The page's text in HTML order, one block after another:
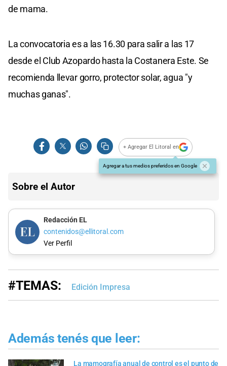
de mama.
La convocatoria es a las 16.30 para salir a las 17
desde el Club Azopardo hasta la Costanera Este. Se
recomienda llevar gorro, protector solar, agua "y
muchas ganas".
+ Agregar El Litoral en
Agregar a tus medios preferidos en Google
Sobre el Autor
Redacción EL
contenidos@ellitoral.com
Ver Perfil
#TEMAS: Edición Impresa
Además tenés que leer:
La mamografía anual de control es el punto de